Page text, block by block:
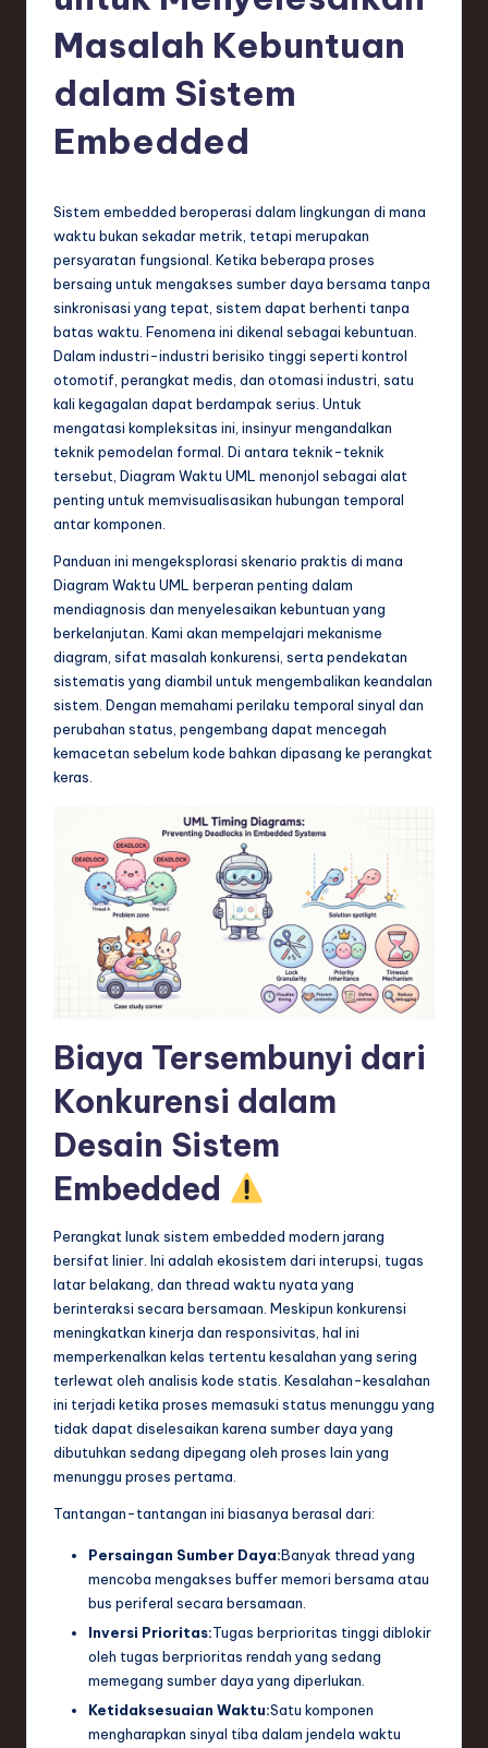
si
T
in
S
o
d
o
ti
Masalah Kebuntuan
dalam Sistem
Embedded
Sistem embedded beroperasi dalam lingkungan di mana
waktu bukan sekadar metrik, tetapi merupakan
persyaratan fungsional. Ketika beberapa proses
bersaing untuk mengakses sumber daya bersama tanpa
sinkronisasi yang tepat, sistem dapat berhenti tanpa
batas waktu. Fenomena ini dikenal sebagai kebuntuan.
Dalam industri-industri berisiko tinggi seperti kontrol
otomotif, perangkat medis, dan otomasi industri, satu
kali kegagalan dapat berdampak serius. Untuk
mengatasi kompleksitas ini, insinyur mengandalkan
teknik pemodelan formal. Di antara teknik-teknik
tersebut, Diagram Waktu UML menonjol sebagai alat
penting untuk memvisualisasikan hubungan temporal
antar komponen.
Panduan ini mengeksplorasi skenario praktis di mana
Diagram Waktu UML berperan penting dalam
mendiagnosis dan menyelesaikan kebuntuan yang
berkelanjutan. Kami akan mempelajari mekanisme
diagram, sifat masalah konkurensi, serta pendekatan
sistematis yang diambil untuk mengembalikan keandalan
sistem. Dengan memahami perilaku temporal sinyal dan
perubahan status, pengembang dapat mencegah
kemacetan sebelum kode bahkan dipasang ke perangkat
keras.
Biaya Tersembunyi dari
Konkurensi dalam
Desain Sistem
Embedded
Perangkat lunak sistem embedded modern jarang
bersifat linier. Ini adalah ekosistem dari interupsi, tugas
latar belakang, dan thread waktu nyata yang
berinteraksi secara bersamaan. Meskipun konkurensi
meningkatkan kinerja dan responsivitas, hal ini
memperkenalkan kelas tertentu kesalahan yang sering
terlewat oleh analisis kode statis. Kesalahan-kesalahan
ini terjadi ketika proses memasuki status menunggu yang
tidak dapat diselesaikan karena sumber daya yang
dibutuhkan sedang dipegang oleh proses lain yang
menunggu proses pertama.
Tantangan-tantangan ini biasanya berasal dari:
Persaingan Sumber Daya:Banyak thread yang
mencoba mengakses buffer memori bersama atau
bus periferal secara bersamaan.
Inversi Prioritas:Tugas berprioritas tinggi diblokir
oleh tugas berprioritas rendah yang sedang
memegang sumber daya yang diperlukan.
Ketidaksesuaian Waktu:Satu komponen
mengharapkan sinyal tiba dalam jendela waktu